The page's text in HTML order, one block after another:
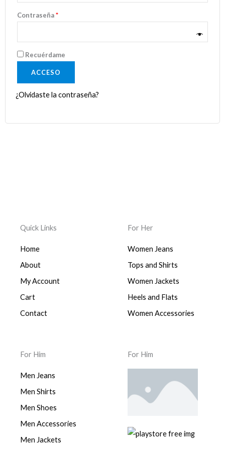
Contraseña*
Recuérdame
ACCESO
¿Olvidaste la contraseña?
Quick Links
Home
About
My Account
Cart
Contact
For Her
Women Jeans
Tops and Shirts
Women Jackets
Heels and Flats
Women Accessories
For Him
Men Jeans
Men Shirts
Men Shoes
Men Accessories
Men Jackets
For Him